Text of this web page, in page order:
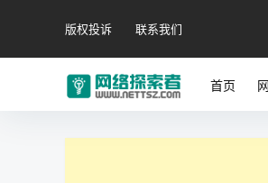
版权投诉 联系我们
首页